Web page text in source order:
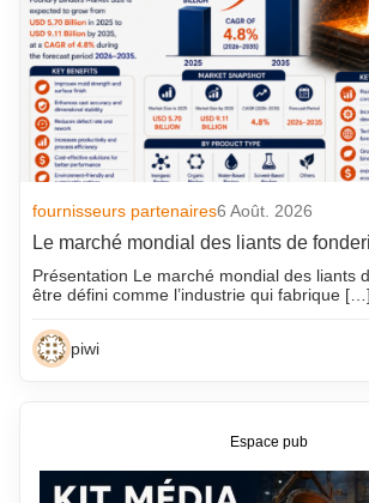
fournisseurs partenaires6 Août. 2026
Le marché mondial des liants de
Présentation Le marché mondial des liants
être défini comme l’industrie qui fabrique […]
piwi
Espace pub